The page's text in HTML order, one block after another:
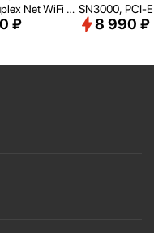
Net WiFi се
₽
SN3000, PCI-
2280, [R/W -
8 990 ₽